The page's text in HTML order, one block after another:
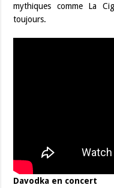
mythiques comme La
toujours.
Davodka en concert